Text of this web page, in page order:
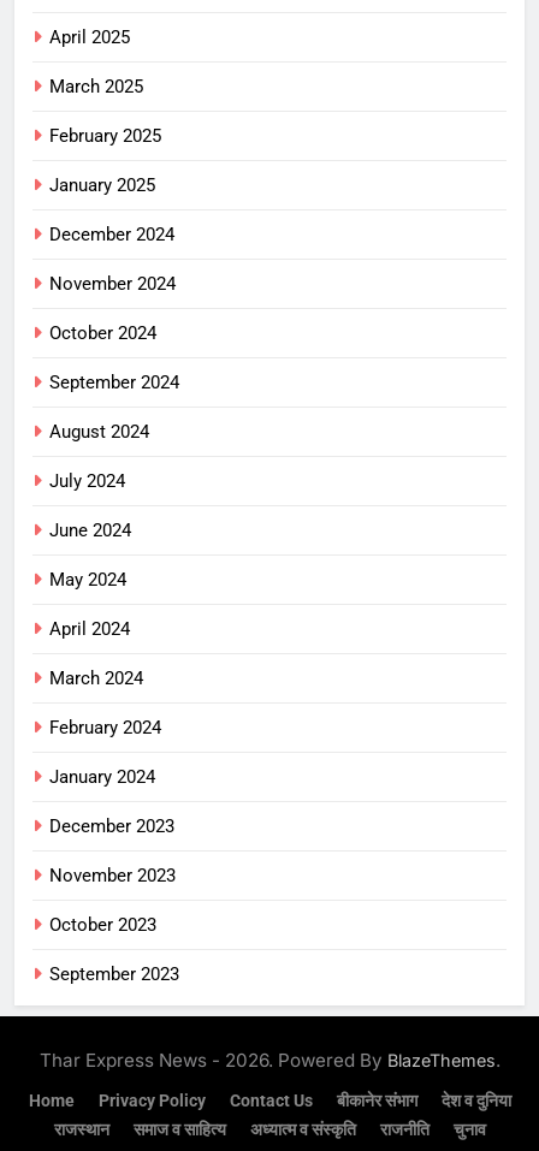
April 2025
March 2025
February 2025
January 2025
December 2024
November 2024
October 2024
September 2024
August 2024
July 2024
June 2024
May 2024
April 2024
March 2024
February 2024
January 2024
December 2023
November 2023
October 2023
September 2023
Thar Express News - 2026. Powered By BlazeThemes.
Home Privacy Policy Contact Us बीकानेर संभाग
देश व दुनिया
राजस्थान
समाज व साहित्य अध्यात्म व संस्कृति राजनीति चुनाव